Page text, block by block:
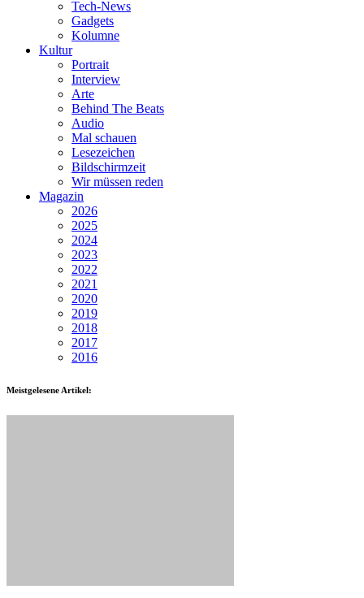
Tech-News
Gadgets
Kolumne
Kultur
Portrait
Interview
Arte
Behind The Beats
Audio
Mal schauen
Lesezeichen
Bildschirmzeit
Wir müssen reden
Magazin
2026
2025
2024
2023
2022
2021
2020
2019
2018
2017
2016
Meistgelesene Artikel: